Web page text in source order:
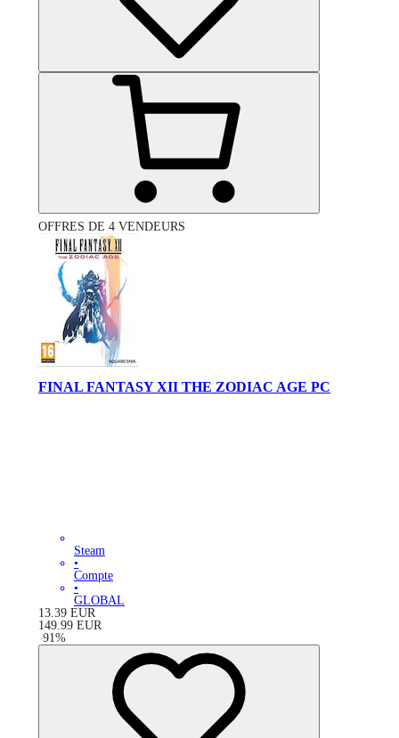
OFFRES DE 4 VENDEURS
FINAL FANTASY XII THE ZODIAC AGE PC
Steam
•
Compte
•
GLOBAL
13.39 EUR
149.99 EUR
-91 %